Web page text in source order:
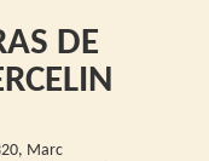
DE
Marc